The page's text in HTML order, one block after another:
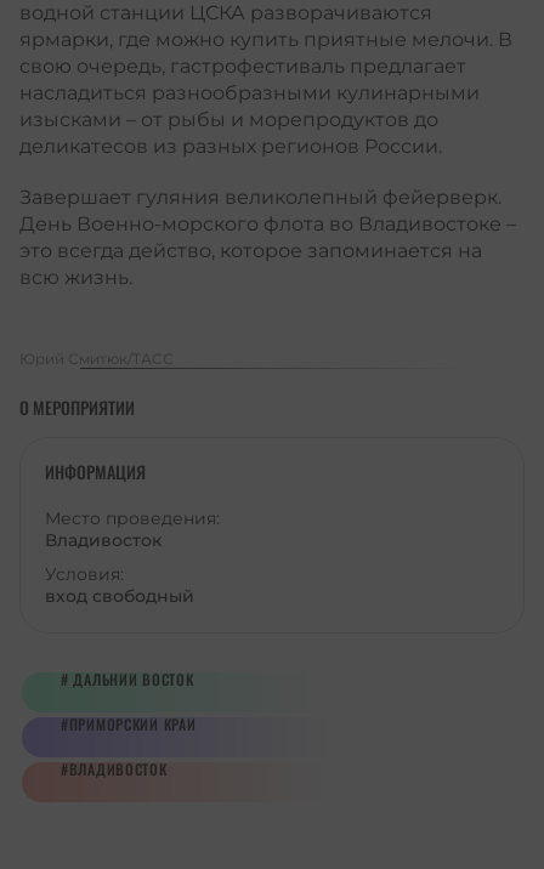
водной станции ЦСКА разворачиваются
ярмарки, где можно купить приятные мелочи. В
свою очередь, гастрофестиваль предлагает
насладиться разнообразными кулинарными
изысками – от рыбы и морепродуктов до
деликатесов из разных регионов России.
Завершает гуляния великолепный фейерверк.
День Военно-морского флота во Владивостоке –
это всегда действо, которое запоминается на
всю жизнь.
Юрий Смитюк/ТАСС
О МЕРОПРИЯТИИ
ИНФОРМАЦИЯ
Место проведения:
Владивосток
Условия:
вход свободный
ДАЛЬНИЙ ВОСТОК
ПРИМОРСКИЙ КРАЙ
ВЛАДИВОСТОК